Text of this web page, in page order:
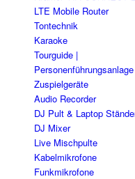
LTE Mobile Router
Tontechnik
Karaoke
Tourguide |
Personenführungsanlage
Zuspielgeräte
Audio Recorder
DJ Pult & Laptop
DJ Mixer
Live Mischpulte
Kabelmikrofone
Funkmikrofone